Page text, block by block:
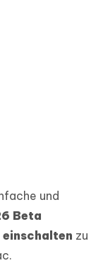
und
Beta
einschalten zu